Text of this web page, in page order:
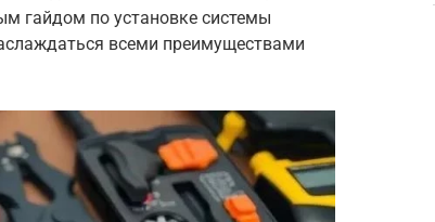
гайдом по установке системы
всеми преимуществами